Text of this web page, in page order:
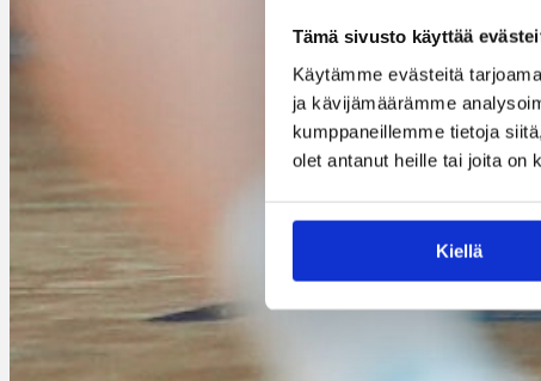
Tämä sivusto käyttää
Käytämme evästeitä
ja kävijämäärämme
kumppaneillemme tietoja
olet antanut heille tai joita on
Kiellä